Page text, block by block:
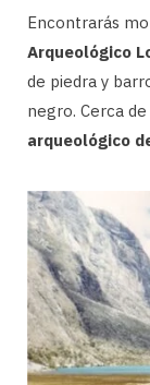
Encontrarás
Arqueológico
de piedra y
negro. Cerca
arqueológico